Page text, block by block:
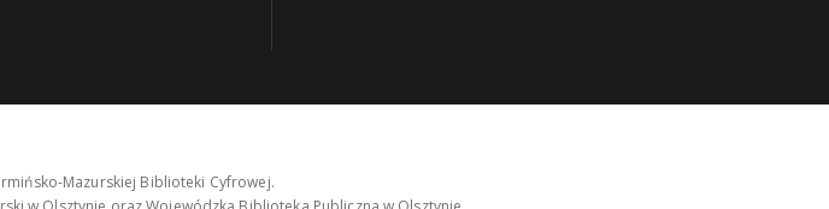
Mazurskiej Biblioteki Cyfrowej.